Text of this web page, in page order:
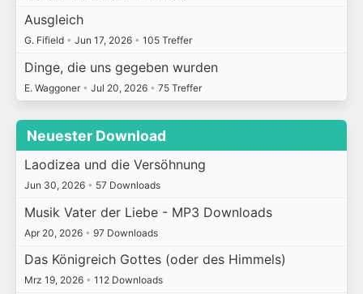
Ausgleich
G. Fifield • Jun 17, 2026 • 105 Treffer
Dinge, die uns gegeben wurden
E. Waggoner • Jul 20, 2026 • 75 Treffer
Neuester Download
Laodizea und die Versöhnung
Jun 30, 2026 • 57 Downloads
Musik Vater der Liebe - MP3 Downloads
Apr 20, 2026 • 97 Downloads
Das Königreich Gottes (oder des Himmels)
Mrz 19, 2026 • 112 Downloads